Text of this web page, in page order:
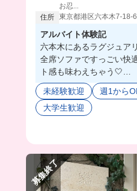
お忍...
住所 東京都港区六本木7-18-
アルバイト体験記
六本木にあるラグジュア
全席ソファですっごい快
ト感も味わえちゃう🤍
芸能人もお忍びで来るん
しかも、おしゃれ完全自
店長さんすっごくやさし
まかないもめちゃくちゃ
いろんな知識も身につく
英語もちょっと学べるか
未経験歓迎 週1から
大学生歓迎
募集終了